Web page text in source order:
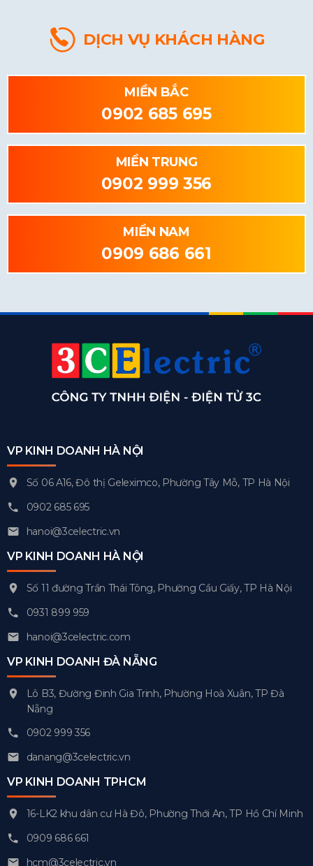
DỊCH VỤ KHÁCH HÀNG
MIỀN BẮC
0902 685 695
MIỀN TRUNG
0902 999 356
MIỀN NAM
0909 686 661
VP KINH DOANH HÀ NỘI
Số 06 A16, Đô thị Geleximco, Phường Tây Mỗ, TP Hà Nội
0902 685 695
hanoi@3celectric.vn
VP KINH DOANH HÀ NỘI
Số 11 đường Trần Thái Tông, Phường Cầu Giấy, TP Hà Nội
0931 899 959
hanoi@3celectric.com
VP KINH DOANH ĐÀ NẴNG
Lô B3, Đường Đinh Gia Trinh, Phường Hoà Xuân, TP Đà
Nẵng
0902 999 356
danang@3celectric.vn
VP KINH DOANH TPHCM
16-LK2 khu dân cư Hà Đô, Phường Thới An, TP Hồ Chí Minh
0909 686 661
hcm@3celectric.vn